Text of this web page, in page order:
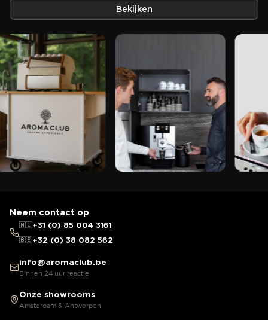
Bekijken
Neem contact op
🇳🇱+31 (0) 85 004 3161
🇧🇪+32 (0) 38 082 562
info@aromaclub.be
Binnen 24 uur reactie
Onze showrooms
Amsterdam & Antwerpen